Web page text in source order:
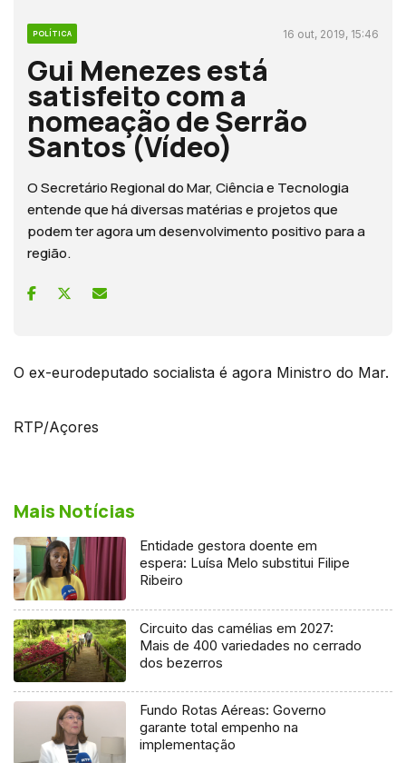
POLÍTICA 16 out, 2019, 15:46
Gui Menezes está
satisfeito com a
nomeação de Serrão
Santos (Vídeo)
O Secretário Regional do Mar, Ciência e Tecnologia
entende que há diversas matérias e projetos que
podem ter agora um desenvolvimento positivo para a
região.
O ex-eurodeputado socialista é agora Ministro do Mar.
RTP/Açores
Mais Notícias
Entidade gestora doente em
espera: Luísa Melo substitui Filipe
Ribeiro
Circuito das camélias em 2027:
Mais de 400 variedades no cerrado
dos bezerros
Fundo Rotas Aéreas: Governo
garante total empenho na
implementação